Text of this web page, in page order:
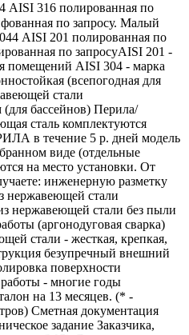
AISI 316 полированная по
по запросу. Малый
AISI 201 полированная по
по запросуAISI 201 -
помещений AISI 304 - марка
(всепогодная для
стали
бассейнов) Перила/
сталь комплектуются
в течение 5 р. дней модель
виде (отдельные
на место установки. От
инженерную разметку
нержавеющей стали
нержавеющей стали без пыли
(аргонодуговая сварка)
стали - жесткая, крепкая,
безупречный внешний
поверхности
- многие годы
на 13 месяцев. (* -
Сметная документация
задание Заказчика,